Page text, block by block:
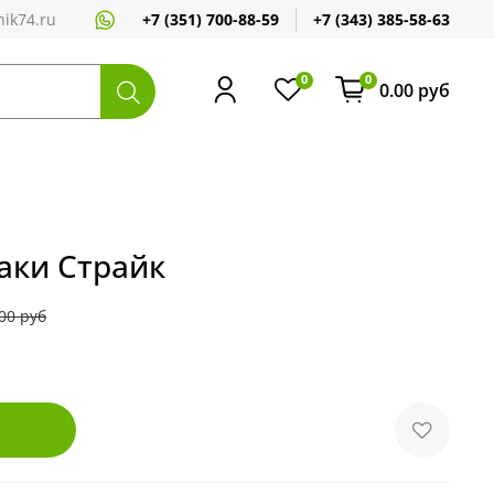
+7 (351) 700-88-59 +7 (343) 385-58-63
0 0 0.00 руб
Страйк
руб